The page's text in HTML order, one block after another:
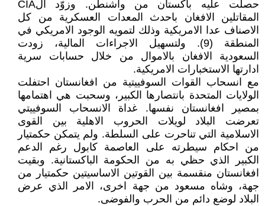
حصلت عليه باكستان من واشنطن. وزوّد الCIA
المقاتلين الافغان باحدث المعدات العسكرية من كل
الاصناف عدا الامريكية وذلك لتمويه الوجود الامريكي في
المنطقة (9). ولتسهيل الاجراءات المالية، زودت
السعودية الافغان بالاموال من خلال حسابات سرية
ادارتها الاستخبارات الامريكية.
مع انسحاب القوات السوفييتية من افغانستان احتفلت
الولايات المتحدة بانتصارها الكبير، وسحبت هي اهتمامها
بمصير افغانستان نفسها. غداة الانسحاب السوفييتي
تعرضت البلاد لويلات الحروب الاهلية بين القوى
الاسلامية التي تناحرت على السلطة. ولم يتمكن حكمتيار
من احكام سيطرته على العاصمة كابول رغم الدعم
الكبير الذي حظي به من الحكومة الباكستانية. وبقيت
افغانستان منقسمة بين القوتين الاساسيتين حكمتيار من
جهة، وشاه مسعود من جهة اخرى، الامر الذي عرض
البلاد لوضع دائم من الحرب والفوضى.